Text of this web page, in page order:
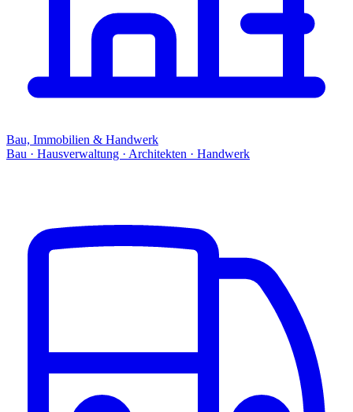
Bau, Immobilien & Handwerk
Bau · Hausverwaltung · Architekten · Handwerk